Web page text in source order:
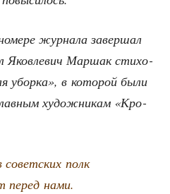
жур­на­ла завер­шал
Яко­вле­вич Мар­шак сти­хо­
убор­ка», в кото­рой были
худож­ни­кам «Кро­
полк
перед нами.